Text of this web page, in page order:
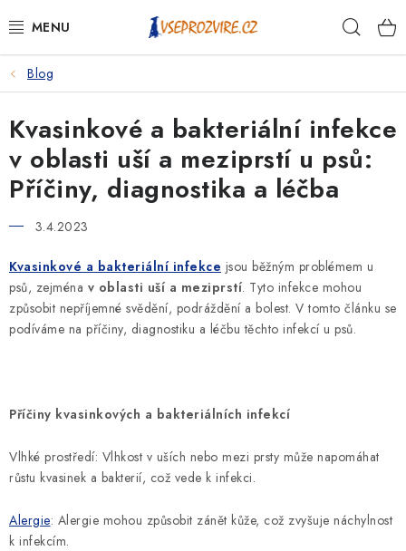
na
PSI
KOČKY
KONĚ
ANTIPARAZITIKA
PRO CHOVATELE
NA NEMOCI
SLEVY
ZNAČKY
Podmínky ochrany osobních údajů
Blog
Kvasinkové a bakteriální infekce
v oblasti uší a meziprstí u psů:
Příčiny, diagnostika a léčba
3.4.2023
Kvasinkové a bakteriální infekce jsou běžným problémem u
psů, zejména v oblasti uší a meziprstí. Tyto infekce mohou
způsobit nepříjemné svědění, podráždění a bolest. V tomto článku se
podíváme na příčiny, diagnostiku a léčbu těchto infekcí u psů.
Příčiny kvasinkových a bakteriálních infekcí
Vlhké prostředí: Vlhkost v uších nebo mezi prsty může napomáhat
růstu kvasinek a bakterií, což vede k infekci.
Alergie: Alergie mohou způsobit zánět kůže, což zvyšuje náchylnost
k infekcím.